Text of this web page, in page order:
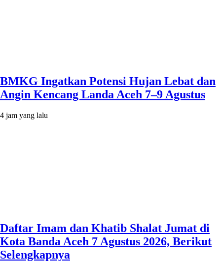
BMKG Ingatkan Potensi Hujan Lebat dan
Angin Kencang Landa Aceh 7–9 Agustus
4 jam yang lalu
Daftar Imam dan Khatib Shalat Jumat di
Kota Banda Aceh 7 Agustus 2026, Berikut
Selengkapnya